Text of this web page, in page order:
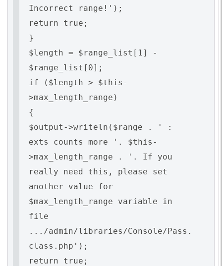
Incorrect range!');
return true;
}
$length = $range_list[1] -
$range_list[0];
if ($length > $this-
>max_length_range)
{
$output->writeln($range . ' :
exts counts more '. $this-
>max_length_range . '. If you
really need this, please set
another value for
$max_length_range variable in
file
.../admin/libraries/Console/Pass.
class.php');
return true;